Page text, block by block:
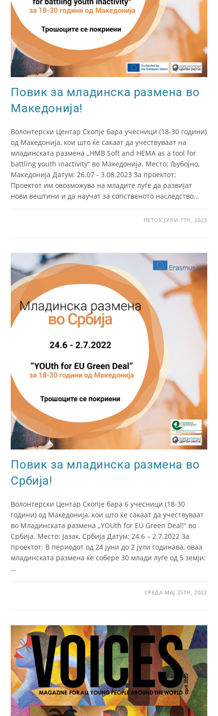
Повик за младинска размена во
Македонија!
Волонтерски Центар Скопје бара учесници (18-30 години)
од Македонија, кои што ќе сакаат да учествуваат на
младинската размена „HMB Soft and HEMA as a tool for
battling youth inactivity“ во Македонија. Место: Љубојно,
Македонија Датум: 26.07 - 3.08.2023 За проектот:
Проектот им овозможува на младите луѓе да развијат
нови вештини и да научат за сопственото наследство…
ПЕТОК ЈУЛИ 7TH, 2023
Повик за младинска размена во
Србија!
Волонтерски Центар Скопје бара 6 учесници (18-30
години) од Македонија, кои што ќе сакаат да учествуваат
во Младинската размена „YOUth for EU Green Deal!“ во
Србија. Место: Jазак, Србија Датум: 24.6 – 2.7.2022 За
проектот: В периодот од 24 јуни до 2 јули годинава, оваа
младинската размена ќе собере 30 млади луѓе од 5 земји:
…
СРЕДА МАЈ 25TH, 2022